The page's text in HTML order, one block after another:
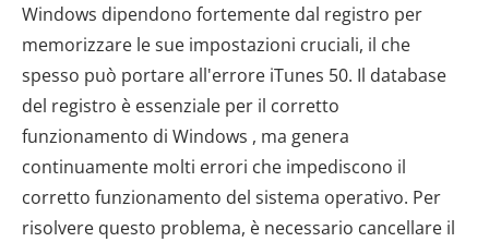
Windows dipendono fortemente dal registro per
memorizzare le sue impostazioni cruciali, il che
spesso può portare all'errore iTunes 50. Il database
del registro è essenziale per il corretto
funzionamento di Windows , ma genera
continuamente molti errori che impediscono il
corretto funzionamento del sistema operativo. Per
risolvere questo problema, è necessario cancellare il